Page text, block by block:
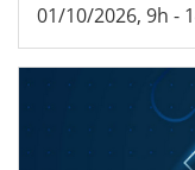
01/10/2026, 9h -